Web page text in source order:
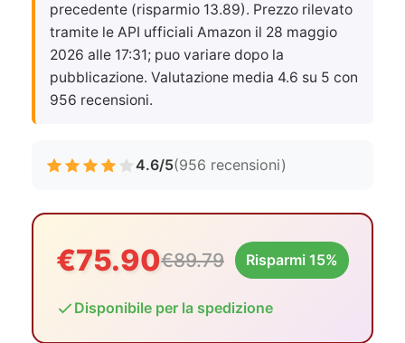
precedente (risparmio 13.89). Prezzo rilevato
tramite le API ufficiali Amazon il 28 maggio
2026 alle 17:31; puo variare dopo la
pubblicazione. Valutazione media 4.6 su 5 con
956 recensioni.
4.6/5(956 recensioni)
€75.90€89.79 Risparmi 15%
Disponibile per la spedizione